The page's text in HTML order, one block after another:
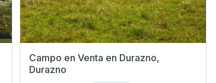
Campo en Venta en Durazno,
Durazno